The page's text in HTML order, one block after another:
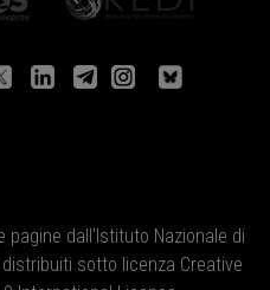
pagine dall'Istituto Nazionale di
sotto licenza Creative